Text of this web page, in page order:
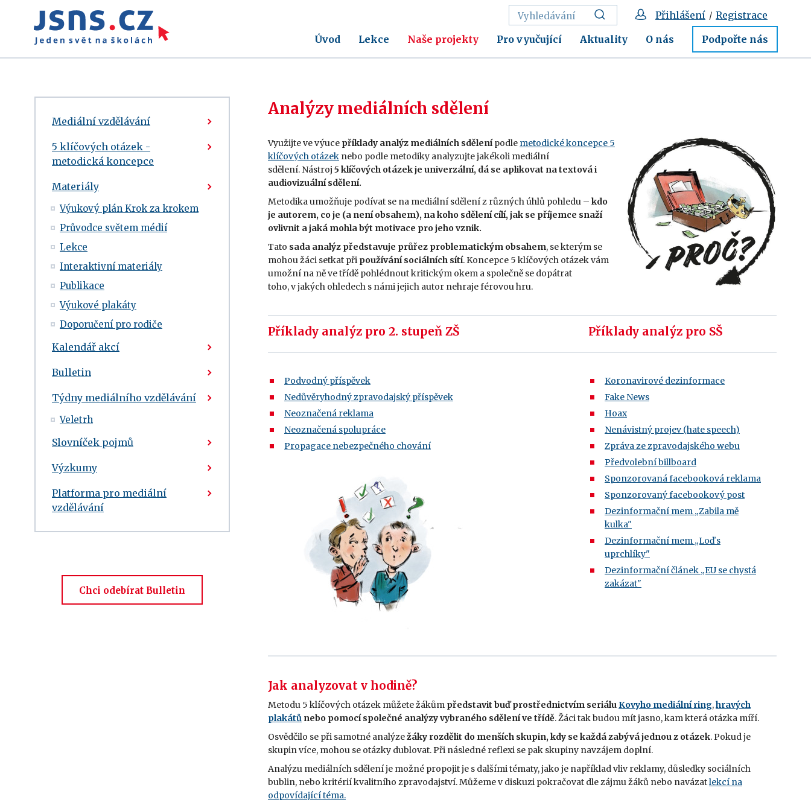
Úvod Lekce Naše projekty Pro vyučující Aktuality O nás Podpořte nás
Přihlášení / Registrace
Mediální vzdělávání
5 klíčových otázek -
metodická koncepce
Materiály
Výukový plán Krok za krokem
Průvodce světem médií
Lekce
Interaktivní materiály
Publikace
Výukové plakáty
Doporučení pro rodiče
Kalendář akcí
Bulletin
Týdny mediálního vzdělávání
Veletrh
Slovníček pojmů
Výzkumy
Platforma pro mediální
vzdělávání
Analýzy mediálních sdělení
Využijte ve výuce příklady analýz mediálních sdělenípodle metodické koncepce 5
klíčových otázek nebo podle metodiky analyzujte jakékoli mediální
sdělení. Nástroj 5 klíčových otázekje univerzální, dá se aplikovat na textová i
audiovizuální sdělení.
Metodika umožňuje podívat se na mediální sdělení z různých úhlů pohledu – kdo
je autorem, co je (a není obsahem), na koho sdělení cílí, jak se příjemce snaží
ovlivnit a jaká mohla být motivace pro jeho vznik.
Tato sada analýz představuje průřez problematickým obsahem, se kterým se
mohou žáci setkat při používání sociálních sítí. Koncepce 5 klíčových otázek vám
umožní na ně ve třídě pohlédnout kritickým okem a společně se dopátrat
toho, v jakých ohledech s námi jejich autor nehraje férovou hru.
Příklady analýz pro 2. stupeň ZŠ Příklady analýz pro SŠ
Podvodný příspěvek
Nedůvěryhodný zpravodajský příspěvek
Neoznačená reklama
Neoznačená spolupráce
Propagace nebezpečného chování
Koronavirové dezinformace
Fake News
Hoax
Nenávistný projev (hate speech)
Zpráva ze zpravodajského webu
Předvolební billboard
Sponzorovaná facebooková reklama
Sponzorovaný facebookový post
Dezinformační mem „Zabila mě
kulka"
Dezinformační mem „Loď s
uprchlíky"
Dezinformační článek „EU se chystá
zakázat"
Jak analyzovat v hodině?
Metodu 5 klíčových otázek můžete žákům představit buď prostřednictvím seriáluKovyho mediální ring,hravých
plakátů nebo pomocí společné analýzy vybraného sdělení ve třídě. Žáci tak budou mít jasno, kam která otázka míří.
Osvědčilo se při samotné analýzežáky rozdělit do menších skupin, kdy se každá zabývá jednou z otázek. Pokud je
skupin více, mohou se otázky dublovat. Při následné reflexi se pak skupiny navzájem doplní.
Analýzu mediálních sdělení je možné propojit je s dalšími tématy, jako je například vliv reklamy, důsledky sociálních
bublin, nebo kritérií kvalitního zpravodajství. Můžeme v diskuzi pokračovat dle zájmu žáků nebo navázatlekcí na
odpovídající téma.
Chci odebírat Bulletin